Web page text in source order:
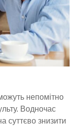
непомітно
Водночас
суттєво знизити